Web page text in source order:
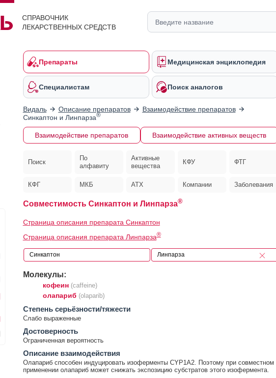
СПРАВОЧНИК
ЛЕКАРСТВЕННЫХ СРЕДСТВ
Препараты Медицинская энциклопедия
Специалистам Поиск аналогов
Видаль Описание препаратов
Взаимодействие препаратов
Синкаптон и Линпарза®
Взаимодействие препаратов Взаимодействие активных веществ
Поиск
По
алфавиту
Активные
вещества
КФУ ФТГ
КФГ МКБ АТХ Компании Заболевания
Совместимость Синкаптон и Линпарза®
Страница описания препарата Синкаптон
Страница описания препарата Линпарза®
Молекулы:
кофеин (caffeine)
олапариб (olaparib)
Cтепень серьёзности/тяжести
Слабо выраженные
Достоверность
Ограниченная вероятность
Описание взаимодействия
Олапариб способен индуцировать изоферменты CYP1A2. Поэтому при совместном
применении олапариб может снижать экспозицию субстратов этого изофермента.